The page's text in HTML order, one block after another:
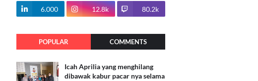
100.7k
6.000 12.8k 80.2k
POPULAR COMMENTS
Icah Aprilia yang menghilang
dibawak kabur pacar nya selama